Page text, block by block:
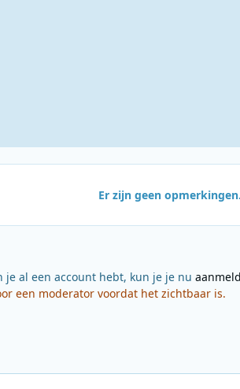
Er zijn geen opmerkingen.
al een account hebt, kun je je nu
een moderator voordat het zichtbaar is.